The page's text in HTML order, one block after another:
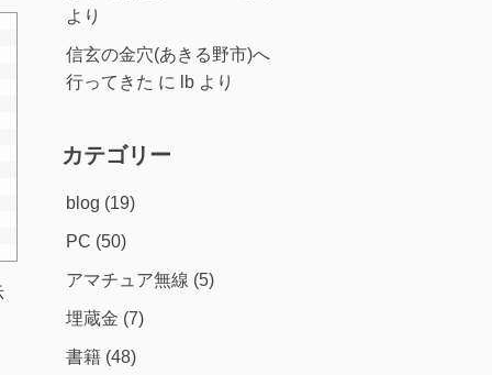
より
信玄の金穴(あきる野市)へ
行ってきた に lb より
カテゴリー
blog (19)
PC (50)
アマチュア無線 (5)
埋蔵金 (7)
書籍 (48)